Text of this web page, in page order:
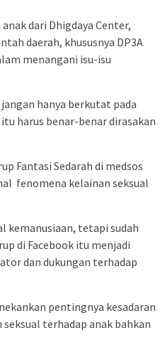
dari Dhigdaya Center,
daerah, khususnya DP3A
menangani isu-isu
hanya berkutat pada
harus benar-benar dirasakan
Fantasi Sedarah di medsos
fenomena kelainan seksual
kemanusiaan, tetapi sudah
di Facebook itu menjadi
dan dukungan terhadap
pentingnya kesadaran
terhadap anak bahkan